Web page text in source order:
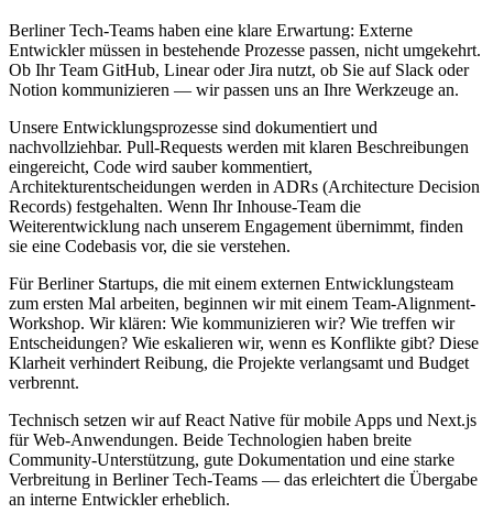
Berliner Tech-Teams haben eine klare Erwartung: Externe
Entwickler müssen in bestehende Prozesse passen, nicht umgekehrt.
Ob Ihr Team GitHub, Linear oder Jira nutzt, ob Sie auf Slack oder
Notion kommunizieren — wir passen uns an Ihre Werkzeuge an.
Unsere Entwicklungsprozesse sind dokumentiert und
nachvollziehbar. Pull-Requests werden mit klaren Beschreibungen
eingereicht, Code wird sauber kommentiert,
Architekturentscheidungen werden in ADRs (Architecture Decision
Records) festgehalten. Wenn Ihr Inhouse-Team die
Weiterentwicklung nach unserem Engagement übernimmt, finden
sie eine Codebasis vor, die sie verstehen.
Für Berliner Startups, die mit einem externen Entwicklungsteam
zum ersten Mal arbeiten, beginnen wir mit einem Team-Alignment-
Workshop. Wir klären: Wie kommunizieren wir? Wie treffen wir
Entscheidungen? Wie eskalieren wir, wenn es Konflikte gibt? Diese
Klarheit verhindert Reibung, die Projekte verlangsamt und Budget
verbrennt.
Technisch setzen wir auf React Native für mobile Apps und Next.js
für Web-Anwendungen. Beide Technologien haben breite
Community-Unterstützung, gute Dokumentation und eine starke
Verbreitung in Berliner Tech-Teams — das erleichtert die Übergabe
an interne Entwickler erheblich.